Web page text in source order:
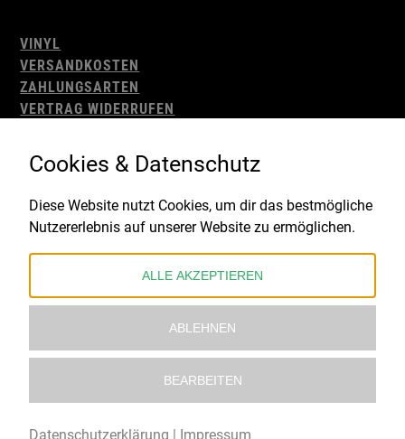
VINYL
VERSANDKOSTEN
ZAHLUNGSARTEN
VERTRAG WIDERRUFEN
WIDERRUFSBELEHRUNG
IMPRESSUM
Gefördert durch:
Cookies & Datenschutz
Diese Website nutzt Cookies, um dir das bestmögliche
Nutzererlebnis auf unserer Website zu ermöglichen.
ALLE AKZEPTIEREN
ABLEHNEN
BEARBEITEN
Datenschutzerklärung | Impressum